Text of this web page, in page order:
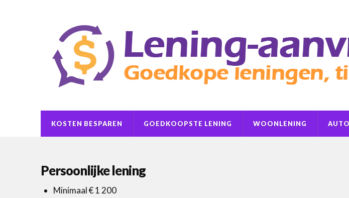
KOSTEN BESPAREN GOEDKOOPSTE LENING WOONLENING
Persoonlijke lening
Minimaal € 1 200